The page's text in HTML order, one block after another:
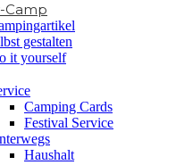
Camp
gestalten
it yourself
Camping Cards
Festival Service
Haushalt